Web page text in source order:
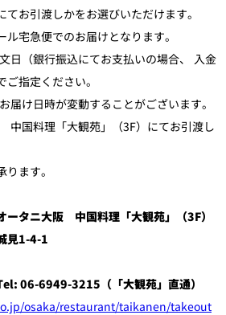
てお引渡しかをお選びいただけます。
ル宅急便でのお届けとなります。
日（銀行振込にてお支払いの場合、 入金
指定ください。
届け日時が変動することがございます。
中国料理「大観苑」（3F）にてお引渡し
ます。
ータニ大阪 中国料理「大観苑」（3F）
1-4-1
06-6949-3215（「大観苑」直通）
osaka/restaurant/taikanen/takeout